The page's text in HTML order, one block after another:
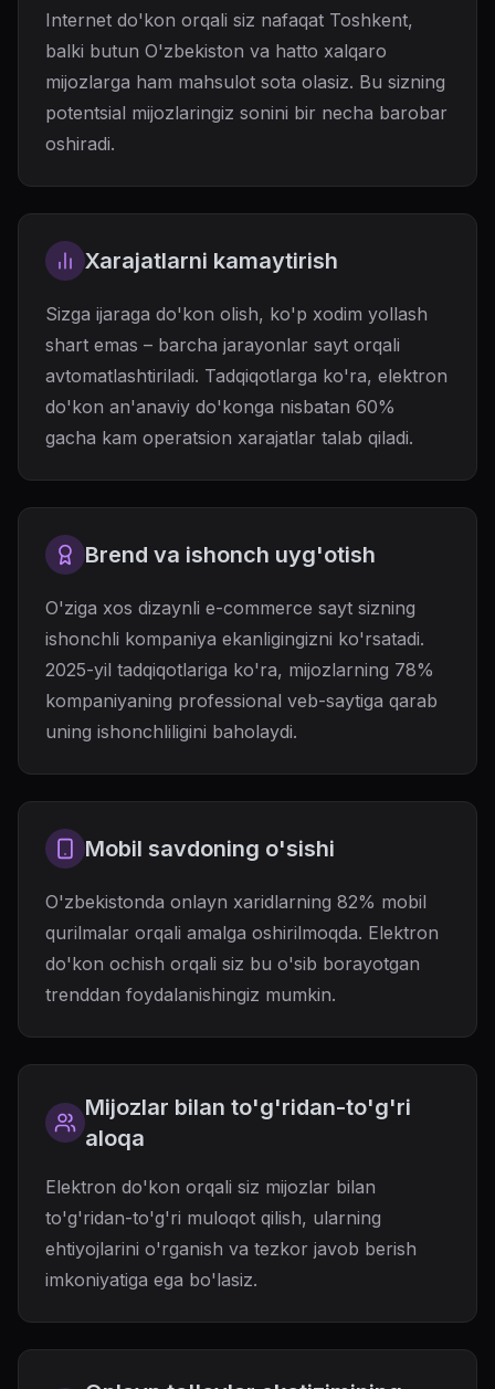
Internet do'kon orqali siz nafaqat Toshkent,
balki butun O'zbekiston va hatto xalqaro
mijozlarga ham mahsulot sota olasiz. Bu sizning
potentsial mijozlaringiz sonini bir necha barobar
oshiradi.
Xarajatlarni kamaytirish
Sizga ijaraga do'kon olish, ko'p xodim yollash
shart emas – barcha jarayonlar sayt orqali
avtomatlashtiriladi. Tadqiqotlarga ko'ra, elektron
do'kon an'anaviy do'konga nisbatan 60%
gacha kam operatsion xarajatlar talab qiladi.
Brend va ishonch uyg'otish
O'ziga xos dizaynli e-commerce sayt sizning
ishonchli kompaniya ekanligingizni ko'rsatadi.
2025-yil tadqiqotlariga ko'ra, mijozlarning 78%
kompaniyaning professional veb-saytiga qarab
uning ishonchliligini baholaydi.
Mobil savdoning o'sishi
O'zbekistonda onlayn xaridlarning 82% mobil
qurilmalar orqali amalga oshirilmoqda. Elektron
do'kon ochish orqali siz bu o'sib borayotgan
trenddan foydalanishingiz mumkin.
Mijozlar bilan to'g'ridan-to'g'ri
aloqa
Elektron do'kon orqali siz mijozlar bilan
to'g'ridan-to'g'ri muloqot qilish, ularning
ehtiyojlarini o'rganish va tezkor javob berish
imkoniyatiga ega bo'lasiz.